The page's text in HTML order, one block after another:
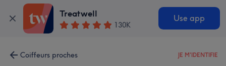
Treatwell
130K
Use app
Coiffeurs proches JE M'IDENTIFIE